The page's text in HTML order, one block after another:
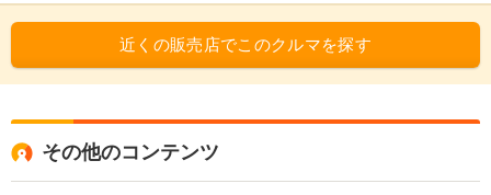
近くの販売店でこのクルマを探す
その他のコンテンツ